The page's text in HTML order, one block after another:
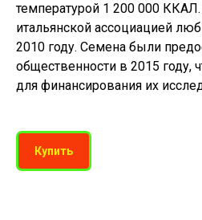
температурой 1 200 000 ККАЛ.
итальянской ассоциацией
2010 году. Семена были
общественности в 2015 году,
для финансирования их
Купить